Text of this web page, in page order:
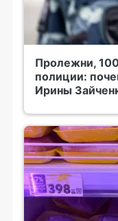
Пролежни,
полиции:
Ирины